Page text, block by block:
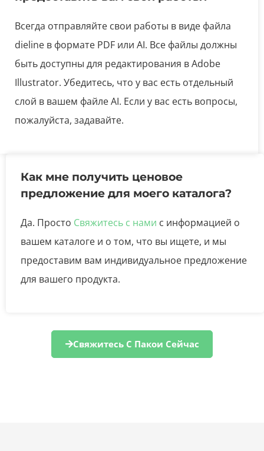
Всегда отправляйте свои работы в виде файла
dieline в формате PDF или AI. Все файлы должны
быть доступны для редактирования в Adobe
Illustrator. Убедитесь, что у вас есть отдельный
слой в вашем файле AI. Если у вас есть вопросы,
пожалуйста, задавайте.
Как мне получить ценовое
предложение для моего каталога?
Да. Просто Свяжитесь с нами с информацией о
вашем каталоге и о том, что вы ищете, и мы
предоставим вам индивидуальное предложение
для вашего продукта.
Свяжитесь С Пакои Сейчас